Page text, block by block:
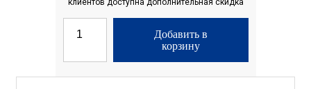
клиентов доступна дополнительная скидка
Добавить в
корзину